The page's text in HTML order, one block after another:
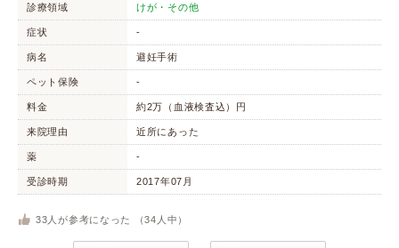
診療領域 けが・その他
症状 -
病名 避妊手術
ペット保険 -
料金 約2万（血液検査込）円
来院理由 近所にあった
薬 -
受診時期 2017年07月
33 人が参考になった （34 人中）